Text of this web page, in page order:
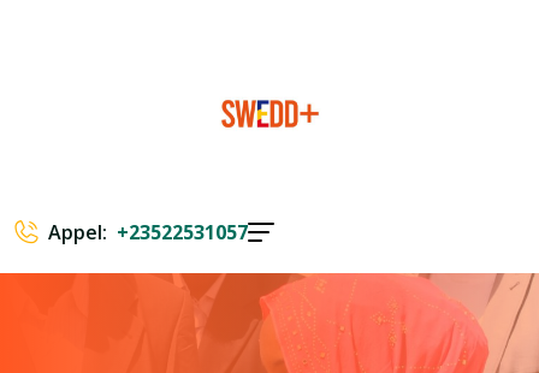
Appel: +23522531057